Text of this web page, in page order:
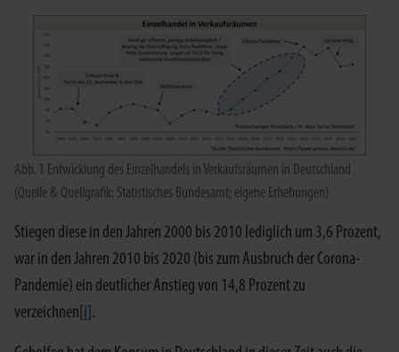
Abb. 1 Entwicklung des Einzelhandels in Verkaufsräumen in Deutschland
(Quelle & Quellgrafik: Statistisches Bundesamt; eigene Erhebungen)
Stiegen diese in den Jahren 2000 bis 2010 lediglich um 3,6 Prozent,
war in den Jahren 2010 bis 2020 (bis zum Ausbruch der Corona-
Pandemie) ein deutlicher Anstieg von 14,8 Prozent zu
verzeichnen [i] .